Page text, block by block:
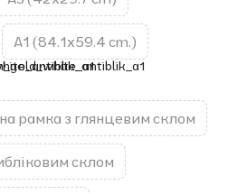
A1 (84.1x59.4 cm.)
рамка з глянцевим склом
склом